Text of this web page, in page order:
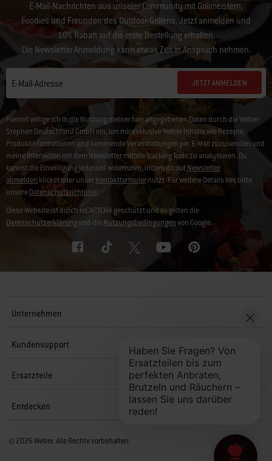
E-Mail-Nachrichten aus unserer Community mit Grillmeistern,
Foodies und Freunden des Outdoor-Grillens. Jetzt anmelden und
10% Rabatt auf die erste Bestellung erhalten.
Die Newsletter Anmeldung kann etwas Zeit in Anspruch nehmen.
E-Mail-Adresse JETZT ANMELDEN
Hiermit willige ich in die Nutzung meiner hier angegebenen Daten durch die Weber-
Stephen Deutschland GmbH ein, um mir exklusive Weber Inhalte wie Rezepte,
Produktinformationen und kommende Veranstaltungen per E-Mail zuzusenden und
meine Interaktion mit dem Newsletter mittels Tracking Tools zu analysieren. Du
kannst die Einwilligung jederzeit widerrufen, indem du aufNewsletter
abmelden klickst oder unserKontaktformularnutzt. Für weitere Details lies bitte
unsereDatenschutzrichtlinie.
Diese Website ist durch reCAPTCHA geschützt und es gelten die
Datenschutzerklärungund dieNutzungsbedingungenvon Google.
Unternehmen
Kundensupport
Ersatzteile
Entdecken
© 2026 Weber. Alle Rechte vorbehalten.